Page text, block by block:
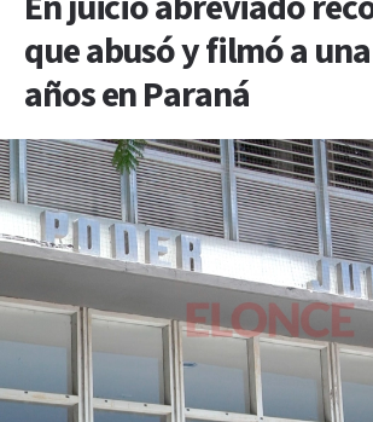
que abusó y filmó a
años en Paraná